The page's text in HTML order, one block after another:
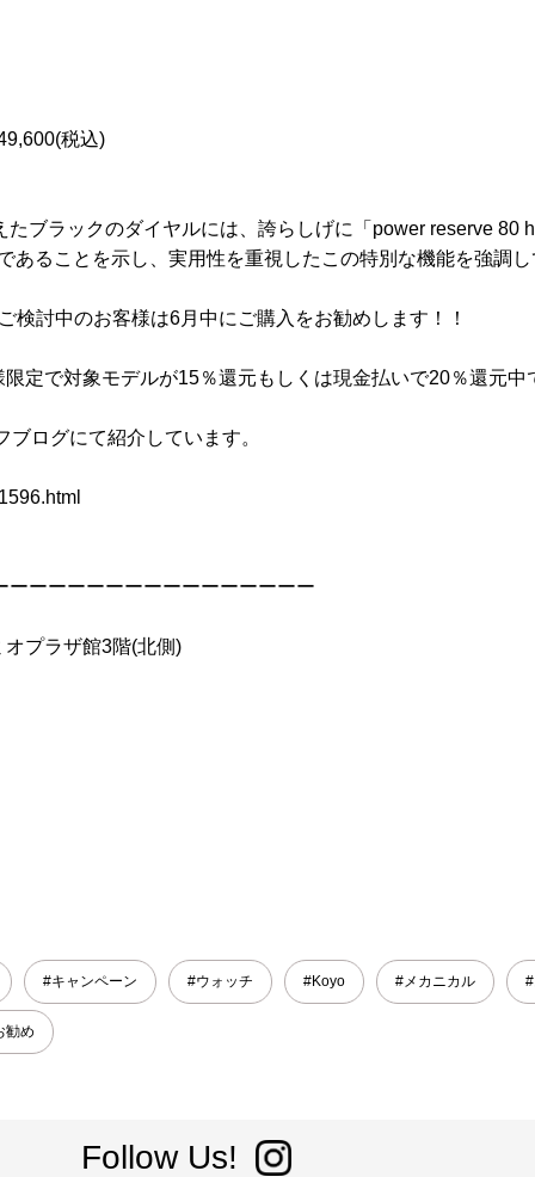
税込)
ブラックのダイヤルには、誇らしげに「power reserve 80
ることを示し、実用性を重視したこの特別な機能を強調し
討中のお客様は6月中にご購入をお勧めします！！
定で対象モデルが15％還元もしくは現金払いで20％還元中
ログにて紹介しています。
ーーーーーーーーーーーーーーー
プラザ館3階(北側)
#キャンペーン #ウォッチ #Koyo #メカニカル
勧め
Follow Us!